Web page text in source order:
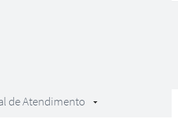
de Atendimento